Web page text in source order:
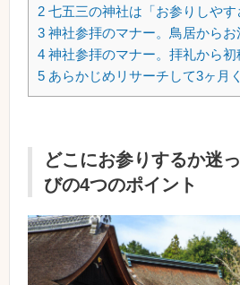
2 七五三の神社は「お参りしやす
3 神社参拝のマナー。鳥居からお
4 神社参拝のマナー。拝礼から初
5 あらかじめリサーチして3ヶ月
どこにお参りするか迷
びの4つのポイント